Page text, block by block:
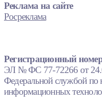
Реклама на сайте
Росреклама
Регистрационный
ЭЛ № ФС 77-72266 от
Федеральной службой по
информационных